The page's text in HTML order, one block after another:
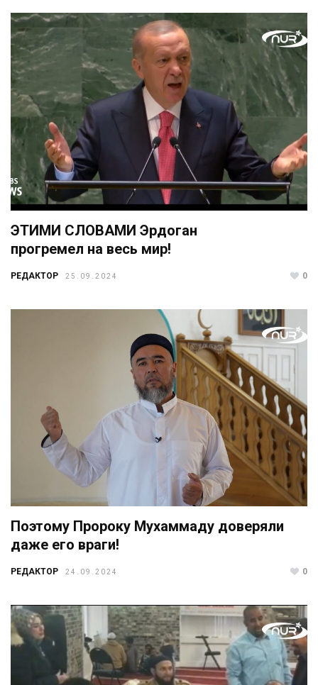
ЭТИМИ СЛОВАМИ Эрдоган
прогремел на весь мир!
РЕДАКТОР 25.09.2024 0
Поэтому Пророку Мухаммаду доверяли
даже его враги!
РЕДАКТОР 24.09.2024 0